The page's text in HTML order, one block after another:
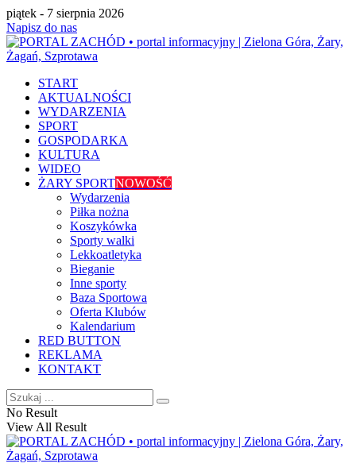
piątek - 7 sierpnia 2026
Napisz do nas
START
AKTUALNOŚCI
WYDARZENIA
SPORT
GOSPODARKA
KULTURA
WIDEO
ŻARY SPORTNOWOŚĆ
Wydarzenia
Piłka nożna
Koszykówka
Sporty walki
Lekkoatletyka
Bieganie
Inne sporty
Baza Sportowa
Oferta Klubów
Kalendarium
RED BUTTON
REKLAMA
KONTAKT
No Result
View All Result